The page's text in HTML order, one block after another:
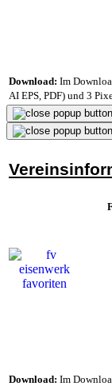
Download: Im
AI EPS, PDF) und 3
Download: Im